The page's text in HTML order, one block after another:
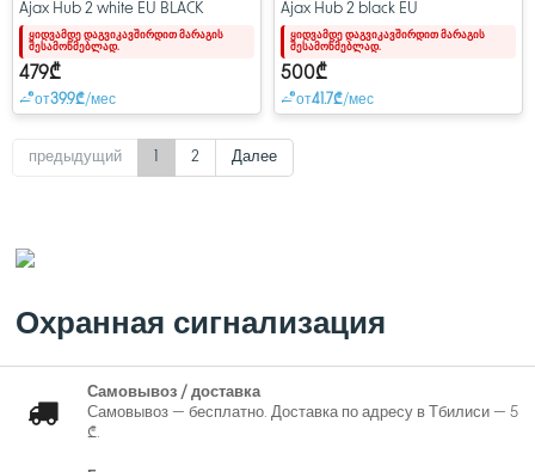
Ajax Hub 2 white EU BLACK
ყიდვამდე დაგვიკავშირდით მარაგის
შესამოწმებლად.
479₾
от39.9₾/мес
Ajax Hub 2 black EU
ყიდვამდე დაგვიკავშირდით მარაგის
შესამოწმებლად.
500₾
от41.7₾/мес
предыдущий 2 Далее
Охранная сигнализация
Самовывоз / доставка
Самовывоз — бесплатно. Доставка по адресу в Тбилиси — 5
₾.